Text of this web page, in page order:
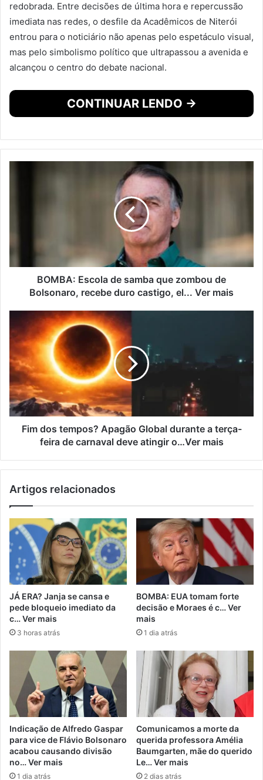
redobrada. Entre decisões de última hora e repercussão
imediata nas redes, o desfile da Acadêmicos de Niterói
entrou para o noticiário não apenas pelo espetáculo visual,
mas pelo simbolismo político que ultrapassou a avenida e
alcançou o centro do debate nacional.
CONTINUAR LENDO →
BOMBA: Escola de samba que zombou de
Bolsonaro, recebe duro castigo, el... Ver mais
Fim dos tempos? Apagão Global durante a terça-
feira de carnaval deve atingir o…Ver mais
Artigos relacionados
JÁ ERA? Janja se cansa e
pede bloqueio imediato da
c… Ver mais
3 horas atrás
BOMBA: EUA tomam forte
decisão e Moraes é c… Ver
mais
1 dia atrás
Indicação de Alfredo Gaspar
para vice de Flávio Bolsonaro
acabou causando divisão
no… Ver mais
1 dia atrás
Comunicamos a morte da
querida professora Amélia
Baumgarten, mãe do querido
Le… Ver mais
2 dias atrás